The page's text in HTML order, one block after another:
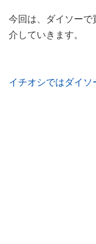
今回は、ダイソー
介していきます。
イチオシではダイソ